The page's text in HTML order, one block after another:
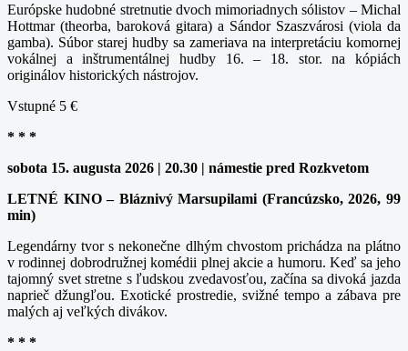
Európske hudobné stretnutie dvoch mimoriadnych sólistov – Michal
Hottmar (theorba, baroková gitara) a Sándor Szaszvárosi (viola da
gamba). Súbor starej hudby sa zameriava na interpretáciu komornej
vokálnej a inštrumentálnej hudby 16. – 18. stor. na kópiách
originálov historických nástrojov.
Vstupné 5 €
* * *
sobota 15. augusta 2026 | 20.30 | námestie pred Rozkvetom
LETNÉ KINO – Bláznivý Marsupilami (Francúzsko, 2026, 99
min)
Legendárny tvor s nekonečne dlhým chvostom prichádza na plátno
v rodinnej dobrodružnej komédii plnej akcie a humoru. Keď sa jeho
tajomný svet stretne s ľudskou zvedavosťou, začína sa divoká jazda
naprieč džungľou. Exotické prostredie, svižné tempo a zábava pre
malých aj veľkých divákov.
* * *